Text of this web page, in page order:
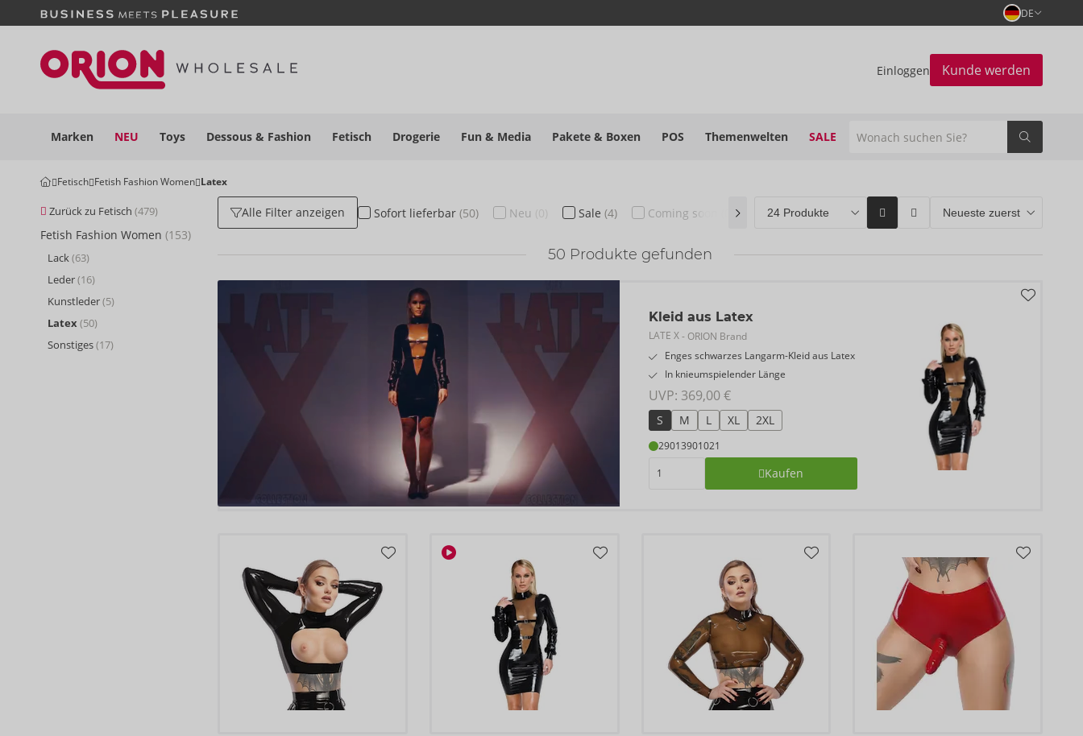
DE
Einloggen Kunde werden
Marken NEU Toys Dessous & Fashion Fetisch Drogerie Fun & Media Pakete & Boxen POS Themenwelten SALE
Fetisch Fetish Fashion Women Latex
Zurück zu Fetisch (479)
Fetish Fashion Women (153)
Lack(63)
Leder(16)
Kunstleder(5)
Latex (50)
Sonstiges(17)
Alle Filter anzeigen Sofort lieferbar (50) Neu (0) Sale (4) Coming soon ORION Brands (50) Bestseller(4)
50 Produkte gefunden
Kleid aus Latex
LATE X- ORION Brand
Enges schwarzes Langarm-Kleid aus Latex
In knieumspielender Länge
UVP: 369,00 €
S M L XL 2XL
29013901021
Kaufen